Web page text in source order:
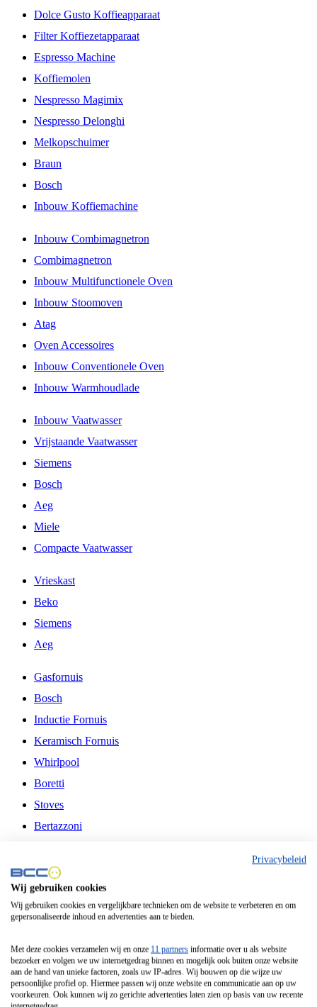
Dolce Gusto Koffieapparaat
Filter Koffiezetapparaat
Espresso Machine
Koffiemolen
Nespresso Magimix
Nespresso Delonghi
Melkopschuimer
Braun
Bosch
Inbouw Koffiemachine
Inbouw Combimagnetron
Combimagnetron
Inbouw Multifunctionele Oven
Inbouw Stoomoven
Atag
Oven Accessoires
Inbouw Conventionele Oven
Inbouw Warmhoudlade
Inbouw Vaatwasser
Vrijstaande Vaatwasser
Siemens
Bosch
Aeg
Miele
Compacte Vaatwasser
Vrieskast
Beko
Siemens
Aeg
Gasfornuis
Bosch
Inductie Fornuis
Keramisch Fornuis
Whirlpool
Boretti
Stoves
Bertazzoni
Fitelli
Airfryer
Frituurpan
Contactgrill
Broodbakmachine
Broodrooster
Privacybeleid
Wij gebruiken cookies
Wij gebruiken cookies en vergelijkbare technieken om de website te verbeteren en om
gepersonaliseerde inhoud en advertenties aan te bieden.
Met deze cookies verzamelen wij en onze 11 partners informatie over u als website
bezoeker en volgen we uw internetgedrag binnen en mogelijk ook buiten onze website
aan de hand van unieke factoren, zoals uw IP-adres. Wij bouwen op die wijze uw
persoonlijke profiel op. Hiermee passen wij onze website en communicatie aan op uw
voorkeuren. Ook kunnen wij zo gerichte advertenties laten zien op basis van uw recente